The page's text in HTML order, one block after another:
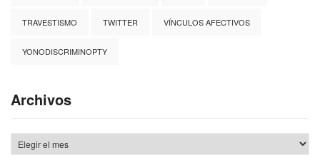
TRAVESTISMO TWITTER VÍNCULOS AFECTIVOS
YONODISCRIMINOPTY
Archivos
Archivos